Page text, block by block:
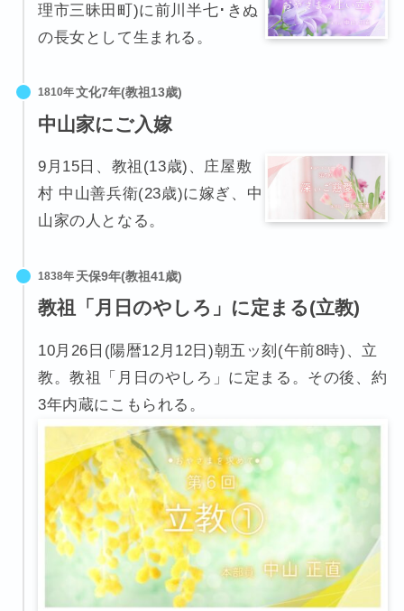
理市三昧田町)に前川半七･きぬ
の長女として生まれる。
1810年
中山家にご入嫁
9月15日、教祖(13歳)、庄屋敷
村 中山善兵衛(23歳)に嫁ぎ、中
山家の人となる。
1838年
教祖「月日のやしろ」に定まる(立教)
10月26日(陽暦12月12日)朝五ッ刻(午前8時)、立
教。教祖「月日のやしろ」に定まる。その後、約
3年内蔵にこもられる。